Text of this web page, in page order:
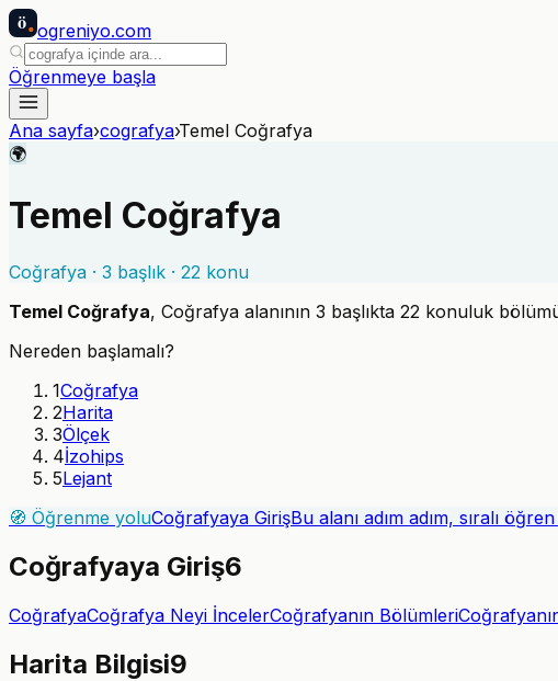
ö ogreniyo.com
Öğrenmeye başla
Ana sayfa›cografya›Temel Coğrafya
🌍
Temel Coğrafya
Coğrafya · 3 başlık · 22 konu
Temel Coğrafya, Coğrafya alanının 3 başlıkta 22 konuluk
Nereden başlamalı?
1Coğrafya
2Harita
3Ölçek
4İzohips
5Lejant
🧭 Öğrenme yoluCoğrafyaya GirişBu alanı adım adım, sıralı
Coğrafyaya Giriş6
CoğrafyaCoğrafya Neyi İncelerCoğrafyanın Bölümleri
Harita Bilgisi9